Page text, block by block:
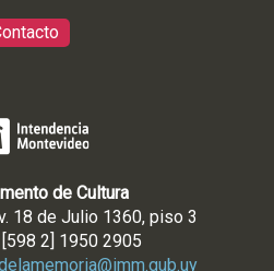
de Cultura
18 de Julio 1360, piso 3
2] 1950 2905